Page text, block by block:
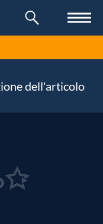
dell'articolo